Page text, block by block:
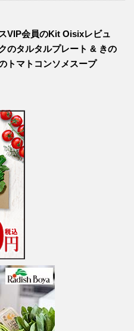
VIP会員のKit Oisixレビュ
のタルタルプレート & きの
トマトコンソメスープ